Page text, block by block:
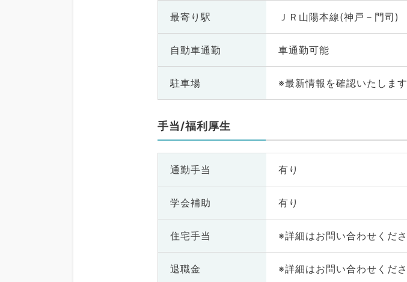
最寄り駅 ＪＲ山陽本線(神戸－門司)
自動車通勤 車通勤可能
駐車場 ※最新情報を確認いたしま
手当/福利厚生
通勤手当 有り
学会補助 有り
住宅手当 ※詳細はお問い合わせくだ
退職金 ※詳細はお問い合わせくだ